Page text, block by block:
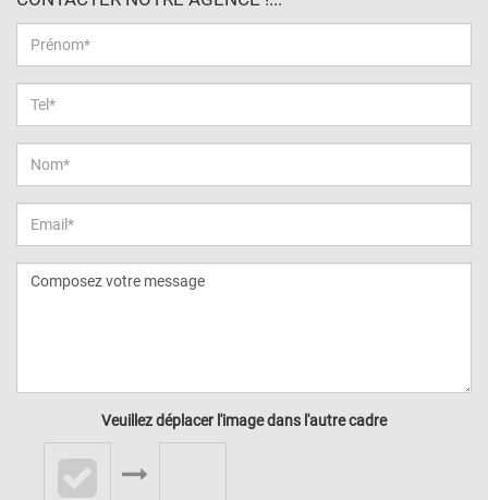
Veuillez déplacer l'image dans l'autre cadre